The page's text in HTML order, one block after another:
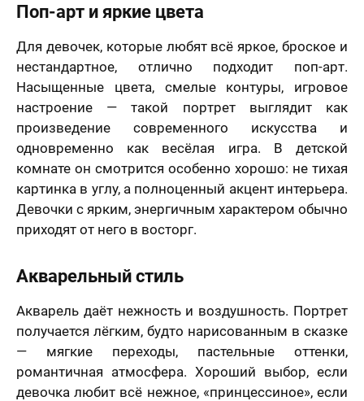
Поп-арт и яркие цвета
Для девочек, которые любят всё яркое, броское и
нестандартное, отлично подходит поп-арт.
Насыщенные цвета, смелые контуры, игровое
настроение — такой портрет выглядит как
произведение современного искусства и
одновременно как весёлая игра. В детской
комнате он смотрится особенно хорошо: не тихая
картинка в углу, а полноценный акцент интерьера.
Девочки с ярким, энергичным характером обычно
приходят от него в восторг.
Акварельный стиль
Акварель даёт нежность и воздушность. Портрет
получается лёгким, будто нарисованным в сказке
— мягкие переходы, пастельные оттенки,
романтичная атмосфера. Хороший выбор, если
девочка любит всё нежное, «принцессиное», если
Пока не
решил (а)